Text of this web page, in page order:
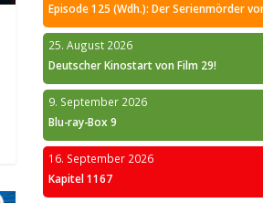
Episode 125 (Wdh.): Der Serienmörder
25. August 2026
Deutscher Kinostart von Film 29!
9. September 2026
Blu-ray-Box 9
16. September 2026
Kapitel 1167